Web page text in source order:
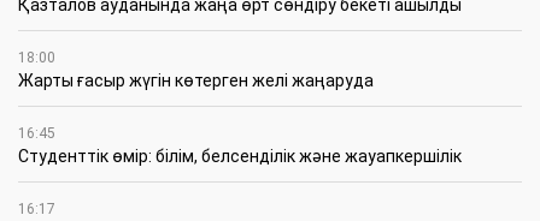
Қазталов ауданында жаңа өрт сөндіру бекеті ашылды
18:00
Жарты ғасыр жүгін көтерген желі жаңаруда
16:45
Студенттік өмір: білім, белсенділік және жауапкершілік
16:17